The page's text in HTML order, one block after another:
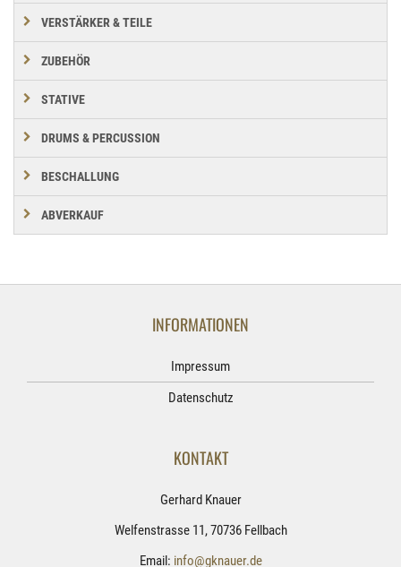
VERSTÄRKER & TEILE
ZUBEHÖR
STATIVE
DRUMS & PERCUSSION
BESCHALLUNG
ABVERKAUF
INFORMATIONEN
Impressum
Datenschutz
KONTAKT
Gerhard Knauer
Welfenstrasse 11, 70736 Fellbach
Email: info@gknauer.de